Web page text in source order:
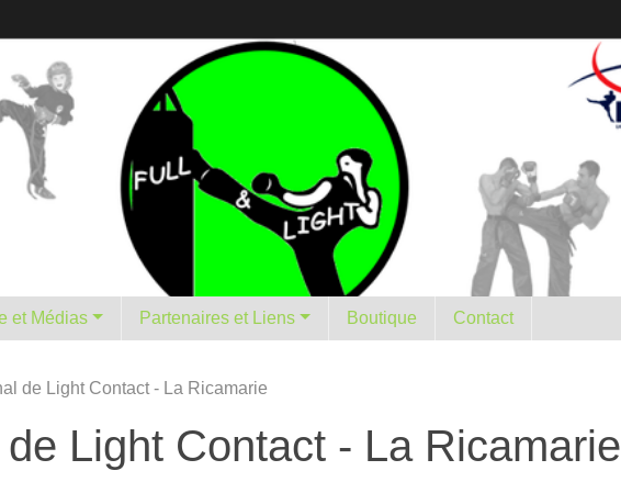
Historique et Médias Partenaires et Liens Boutique Contact
de Light Contact - La Ricamarie
Light Contact - La Ricamarie